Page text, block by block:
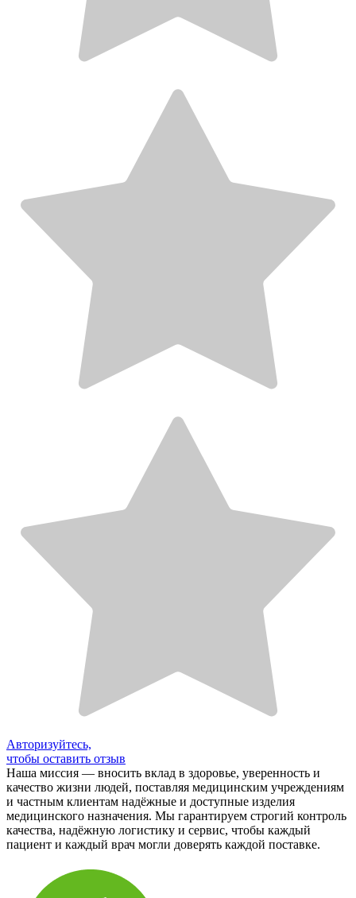
Авторизуйтесь,
чтобы оставить отзыв
Наша миссия — вносить вклад в здоровье, уверенность и
качество жизни людей, поставляя медицинским учреждениям
и частным клиентам надёжные и доступные изделия
медицинского назначения. Мы гарантируем строгий контроль
качества, надёжную логистику и сервис, чтобы каждый
пациент и каждый врач могли доверять каждой поставке.